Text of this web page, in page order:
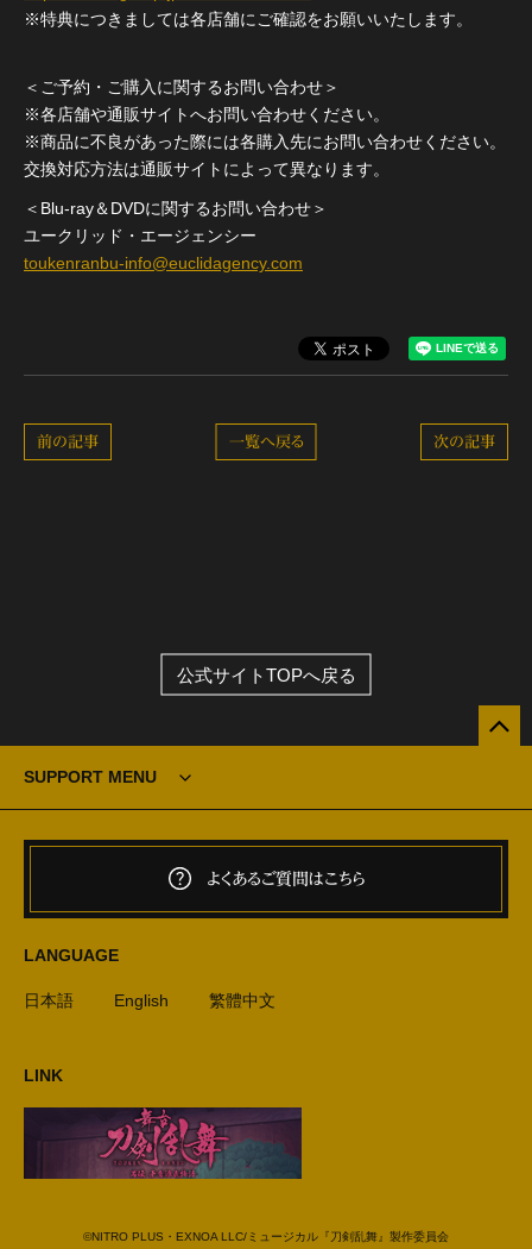
※特典につきましては各店舗にご確認をお願いいたします。
＜ご予約・ご購入に関するお問い合わせ＞
※各店舗や通販サイトへお問い合わせください。
※商品に不良があった際には各購入先にお問い合わせください。
交換対応方法は通販サイトによって異なります。
＜Blu-ray＆DVDに関するお問い合わせ＞
ユークリッド・エージェンシー
toukenranbu-info@euclidagency.com
次の記事
一覧へ戻る
前の記事
公式サイトTOPへ戻る
SUPPORT MENU
よくあるご質問はこちら
LANGUAGE
日本語 English 繁體中文
LINK
©NITRO PLUS・EXNOA LLC/ミュージカル『刀剣乱舞』製作委員会